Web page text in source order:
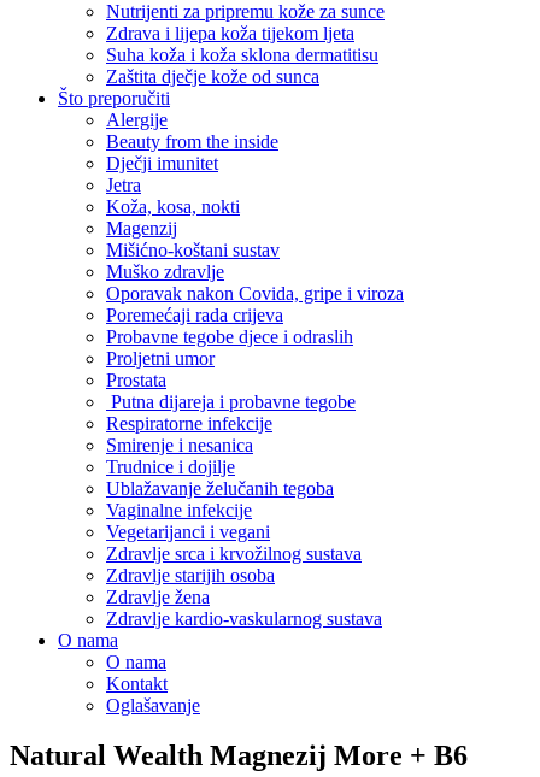
Nutrijenti za pripremu kože za sunce
Zdrava i lijepa koža tijekom ljeta
Suha koža i koža sklona dermatitisu
Zaštita dječje kože od sunca
Što preporučiti
Alergije
Beauty from the inside
Dječji imunitet
Jetra
Koža, kosa, nokti
Magenzij
Mišićno-koštani sustav
Muško zdravlje
Oporavak nakon Covida, gripe i viroza
Poremećaji rada crijeva
Probavne tegobe djece i odraslih
Proljetni umor
Prostata
Putna dijareja i probavne tegobe
Respiratorne infekcije
Smirenje i nesanica
Trudnice i dojilje
Ublažavanje želučanih tegoba
Vaginalne infekcije
Vegetarijanci i vegani
Zdravlje srca i krvožilnog sustava
Zdravlje starijih osoba
Zdravlje žena
Zdravlje kardio-vaskularnog sustava
O nama
O nama
Kontakt
Oglašavanje
Natural Wealth Magnezij More + B6